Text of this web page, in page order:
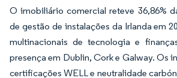
O imobiliário comercial reteve 36,86%
de gestão de instalações da Irlanda em
multinacionais de tecnologia e
presença em Dublin, Cork e Galway. Os
certificações WELL e neutralidade